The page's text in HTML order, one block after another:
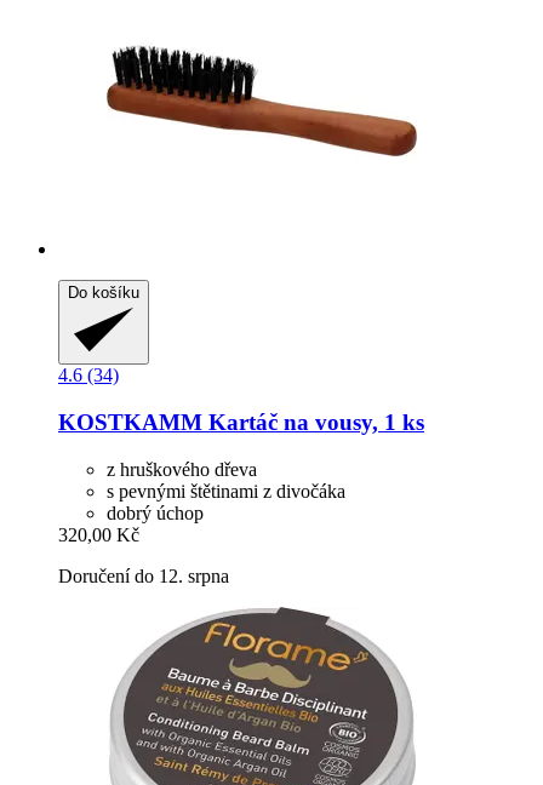
Do košíku
4.6 (34)
KOSTKAMM Kartáč na vousy, 1 ks
z hruškového dřeva
s pevnými štětinami z divočáka
dobrý úchop
320,00 Kč
Doručení do 12. srpna